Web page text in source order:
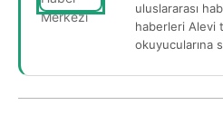
uluslararası
haberleri Alevi
okuyucularına